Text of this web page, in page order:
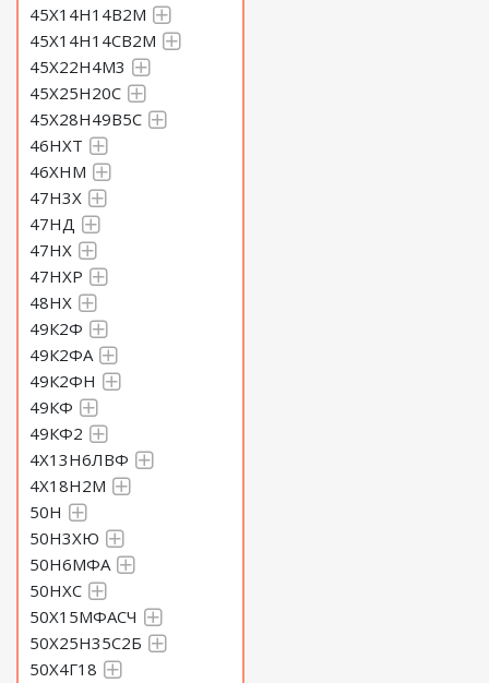
45Х14Н14В2М
45Х14Н14СВ2М
45Х22Н4М3
45Х25Н20С
45Х28Н49В5С
46НХТ
46ХНМ
47Н3Х
47НД
47НХ
47НХР
48НХ
49К2Ф
49К2ФА
49К2ФН
49КФ
49КФ2
4Х13Н6ЛВФ
4Х18Н2М
50Н
50Н3ХЮ
50Н6МФА
50НХС
50Х15МФАСЧ
50Х25Н35С2Б
50Х4Г18